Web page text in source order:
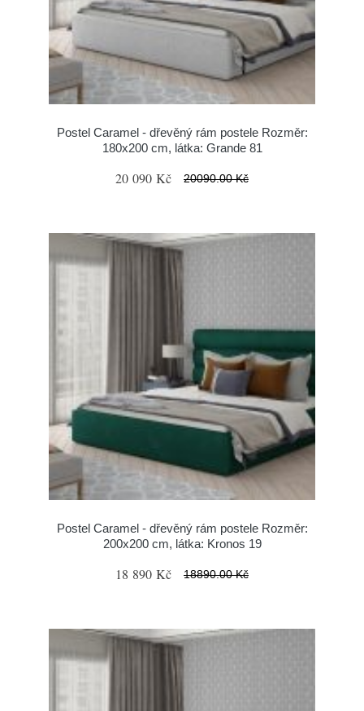
Postel Caramel - dřevěný rám postele Rozměr:
180x200 cm, látka: Grande 81
20 090 Kč 20090.00 Kč
Postel Caramel - dřevěný rám postele Rozměr:
200x200 cm, látka: Kronos 19
18 890 Kč 18890.00 Kč